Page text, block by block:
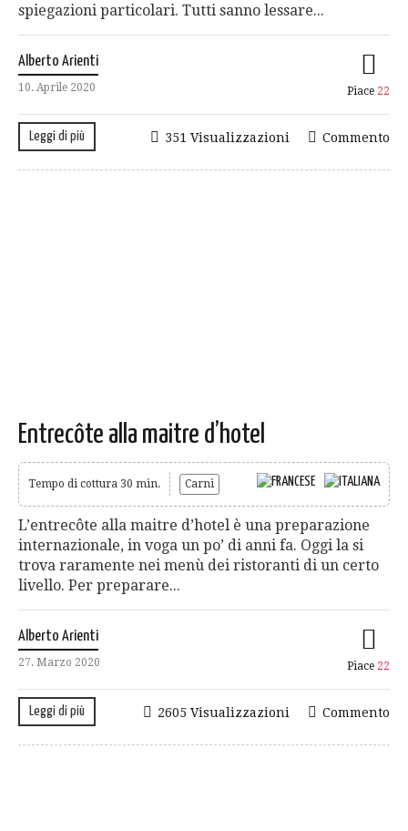
spiegazioni particolari. Tutti sanno lessare...
Alberto Arienti
10. Aprile 2020 Piace 22
Leggi di più Commento
351 Visualizzazioni
Entrecôte alla maitre d’hotel
Tempo di cottura 30 min. Carni
L’entrecôte alla maitre d’hotel è una preparazione
internazionale, in voga un po’ di anni fa. Oggi la si
trova raramente nei menù dei ristoranti di un certo
livello. Per preparare...
Alberto Arienti
27. Marzo 2020 Piace 22
Leggi di più Commento
2605 Visualizzazioni